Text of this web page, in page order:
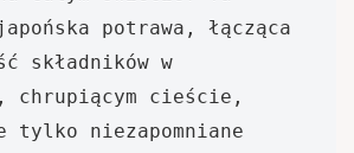
potrawa, łącząca
składników w
chrupiącym cieście,
niezapomniane